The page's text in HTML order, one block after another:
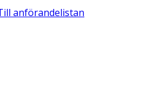
anförandelistan